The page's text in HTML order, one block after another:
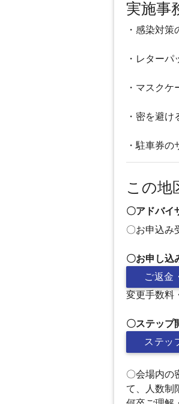
実施事
・感染対
・レター
・マスクケ
・密を避
・駐車券の
この地
〇アドバイ
〇お申込み
〇お申し込
ご返金
変更手数料
〇ステップ
ステッ
〇会場内の
て、人数制